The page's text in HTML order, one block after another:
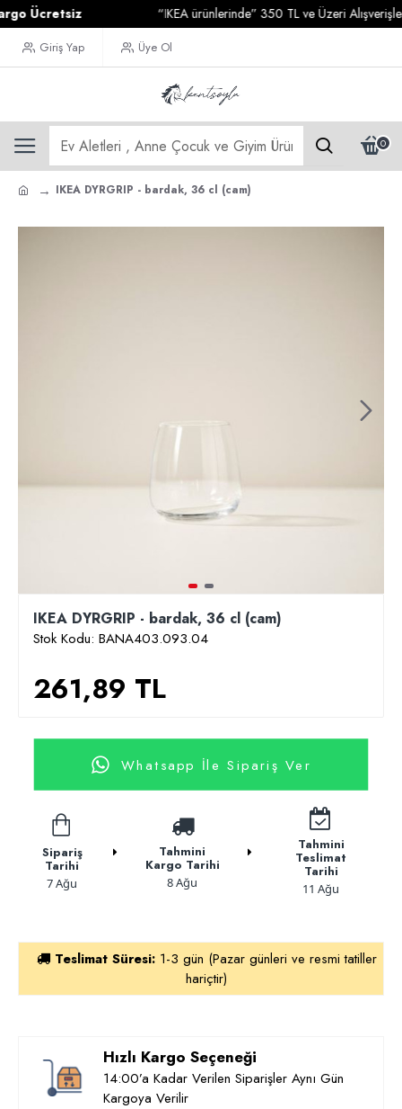
“IKEA ürünlerinde” 350 TL ve Üzeri
Giriş Yap Üye Ol
0
IKEA DYRGRIP - bardak, 36 cl (cam)
IKEA DYRGRIP - bardak, 36 cl (cam)
Stok Kodu: BANA403.093.04
261,89 TL
Whatsapp İle Sipariş Ver
Sipariş
Tarihi
7 Ağu
Tahmini
Kargo Tarihi
8 Ağu
Tahmini
Teslimat
Tarihi
11 Ağu
Teslimat Süresi: 1-3 gün (Pazar günleri ve resmi tatiller
hariçtir)
Hızlı Kargo Seçeneği
14:00’a Kadar Verilen Siparişler Aynı Gün
Kargoya Verilir